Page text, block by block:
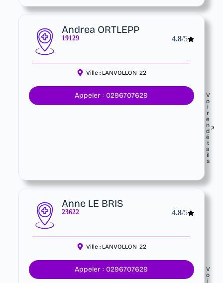
Andrea ORTLEPP
19129 4.8/5
Ville : LANVOLLON 22
Appeler : 0296707629
V
o
i
r
e
n
d
é
t
a
il
s
Anne LE BRIS
23622 4.8/5
Ville : LANVOLLON 22
Appeler : 0296707629
V
o
i